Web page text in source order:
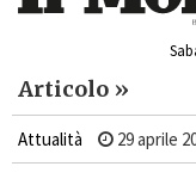
Articolo »
Attualità 29 aprile